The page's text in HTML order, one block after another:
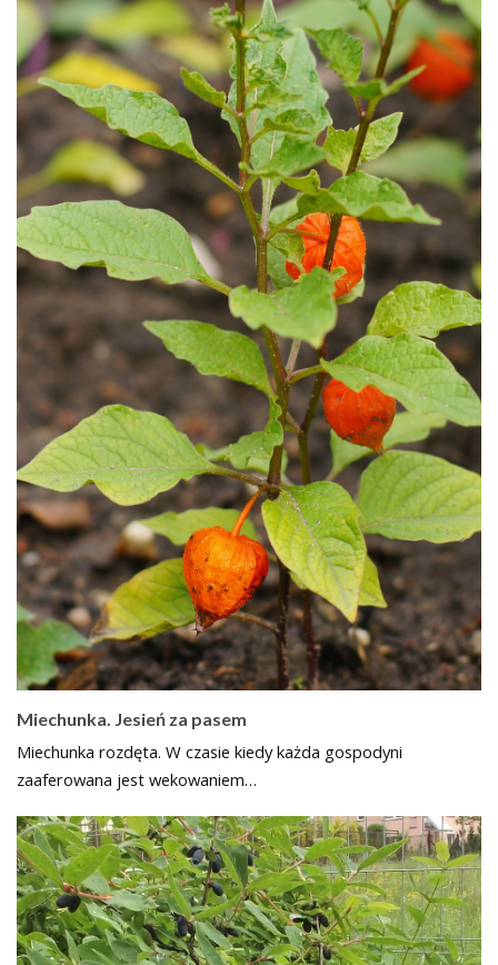
Miechunka. Jesień za pasem
Miechunka rozdęta. W czasie kiedy każda gospodyni
zaaferowana jest wekowaniem…